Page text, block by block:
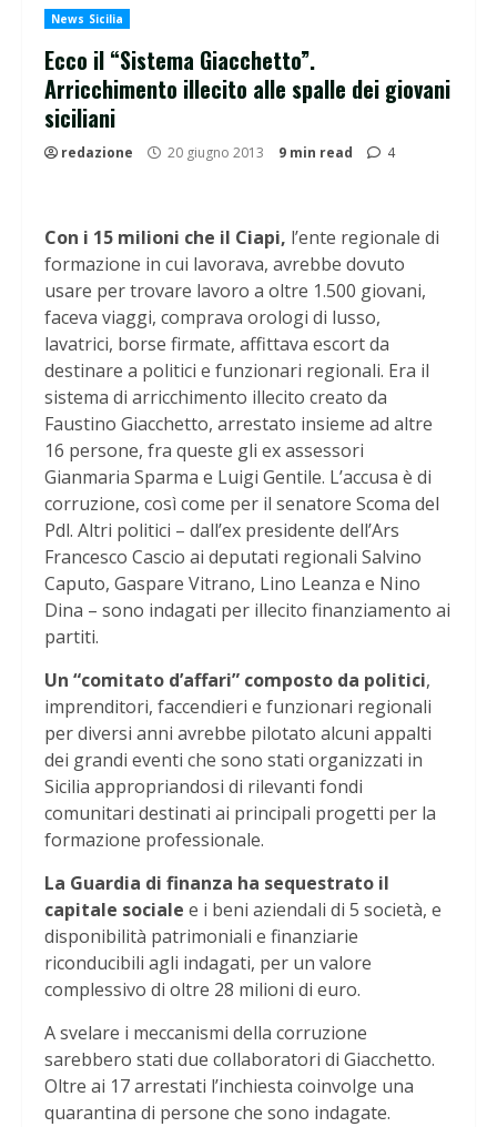
News Sicilia
Ecco il “Sistema Giacchetto”.
Arricchimento illecito alle spalle dei giovani
siciliani
redazione 20 giugno 2013 9 min read 4
Con i 15 milioni che il Ciapi, l’ente regionale di
formazione in cui lavorava, avrebbe dovuto
usare per trovare lavoro a oltre 1.500 giovani,
faceva viaggi, comprava orologi di lusso,
lavatrici, borse firmate, affittava escort da
destinare a politici e funzionari regionali. Era il
sistema di arricchimento illecito creato da
Faustino Giacchetto, arrestato insieme ad altre
16 persone, fra queste gli ex assessori
Gianmaria Sparma e Luigi Gentile. L’accusa è di
corruzione, così come per il senatore Scoma del
Pdl. Altri politici – dall’ex presidente dell’Ars
Francesco Cascio ai deputati regionali Salvino
Caputo, Gaspare Vitrano, Lino Leanza e Nino
Dina – sono indagati per illecito finanziamento ai
partiti.
Un “comitato d’affari” composto da politici,
imprenditori, faccendieri e funzionari regionali
per diversi anni avrebbe pilotato alcuni appalti
dei grandi eventi che sono stati organizzati in
Sicilia appropriandosi di rilevanti fondi
comunitari destinati ai principali progetti per la
formazione professionale.
La Guardia di finanza ha sequestrato il
capitale sociale e i beni aziendali di 5 società, e
disponibilità patrimoniali e finanziarie
riconducibili agli indagati, per un valore
complessivo di oltre 28 milioni di euro.
A svelare i meccanismi della corruzione
sarebbero stati due collaboratori di Giacchetto.
Oltre ai 17 arrestati l’inchiesta coinvolge una
quarantina di persone che sono indagate.